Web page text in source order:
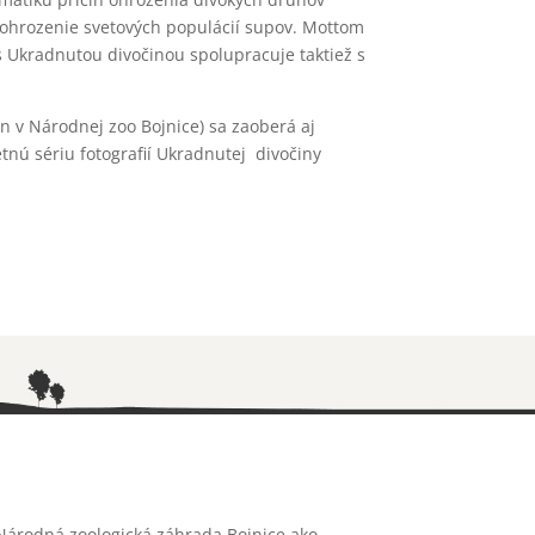
svetových populácií supov. Mottom
Ukradnutou divočinou spolupracuje taktiež s
v Národnej zoo Bojnice) sa zaoberá aj
sériu fotografií Ukradnutej divočiny